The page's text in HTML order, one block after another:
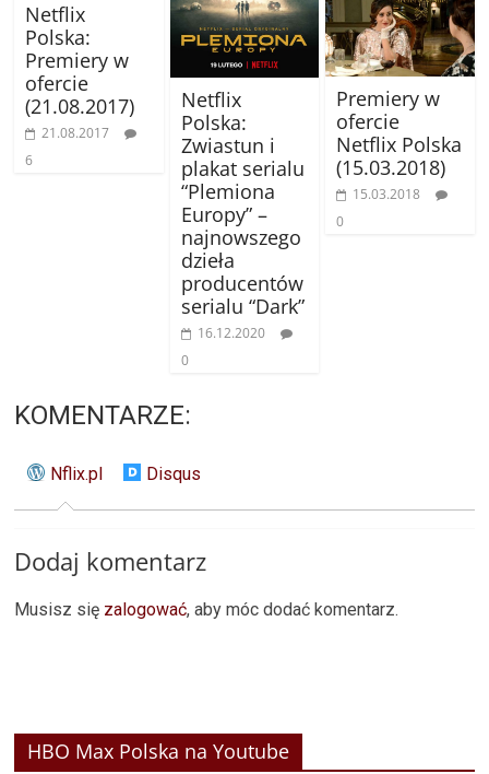
Netflix
Polska:
Premiery w
ofercie
(21.08.2017)
21.08.2017
6
Netflix
Polska:
Zwiastun i
plakat serialu
“Plemiona
Europy” –
najnowszego
dzieła
producentów
serialu “Dark”
16.12.2020
0
Premiery w
ofercie
Netflix Polska
(15.03.2018)
15.03.2018
0
KOMENTARZE:
Nflix.pl Disqus
Dodaj komentarz
Musisz się zalogować, aby móc dodać komentarz.
HBO Max Polska na Youtube